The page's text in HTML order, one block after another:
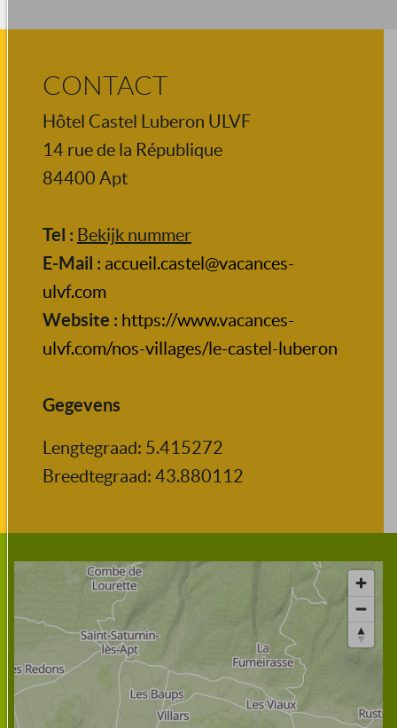
CONTACT
Hôtel Castel Luberon ULVF
14 rue de la République
84400 Apt
Tel : Bekijk nummer
E-Mail : accueil.castel@vacances-
ulvf.com
Website : https://www.vacances-
ulvf.com/nos-villages/le-castel-luberon
Gegevens
Lengtegraad: 5.415272
Breedtegraad: 43.880112